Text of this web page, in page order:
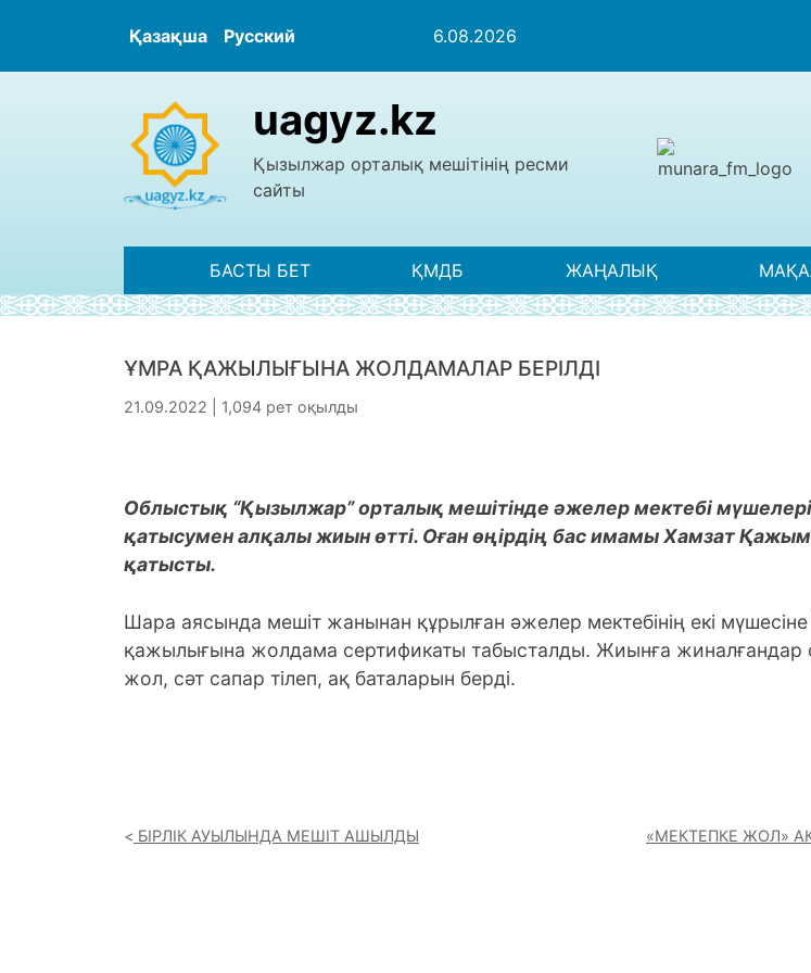
Қазақша Русский 6.08.2026
uagyz.kz
Қызылжар орталық мешітінің ресми
сайты
БАСТЫ БЕТ ҚМДБ ЖАҢАЛЫҚ
ҰМРА ҚАЖЫЛЫҒЫНА ЖОЛДАМАЛАР БЕРІЛДІ
21.09.2022 | 1,094 рет оқылды
Облыстық “Қызылжар” орталық мешітінде әжелер мектебі
қатысумен алқалы жиын өтті. Оған өңірдің бас имамы Хамзат
қатысты.
Шара аясында мешіт жанынан құрылған әжелер мектебінің екі
қажылығына жолдама сертификаты табысталды. Жиынға жиналғандар
жол, сәт сапар тілеп, ақ баталарын берді.
БІРЛІК АУЫЛЫНДА МЕШІТ АШЫЛДЫ «МЕКТЕПКЕ ЖОЛ»